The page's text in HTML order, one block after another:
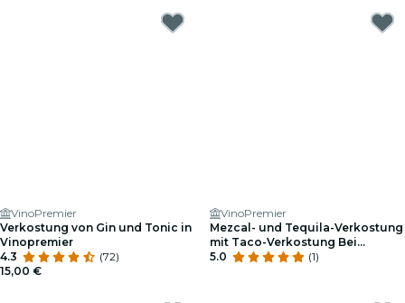
VinoPremier
Verkostung von Gin und Tonic in
Vinopremier
4.3
(72)
15,00 €
VinoPremier
Mezcal- und Tequila-Verkostung
mit Taco-Verkostung Bei
VinoPremier
5.0 (1)